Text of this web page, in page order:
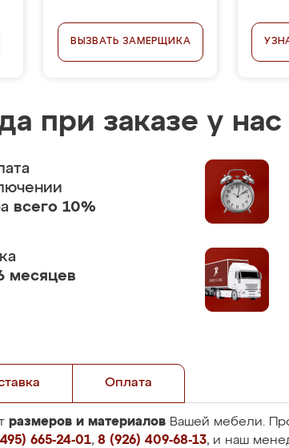
ВЫЗВАТЬ ЗАМЕРЩИКА
при заказе у нас
всего 10%
месяцев
Оплата
размеров и материалов Вашей мебели.
665-24-01, 8 (926) 409-68-13, и наш